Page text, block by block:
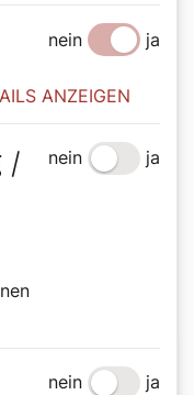
Nachdem diese
waren, wurde
1904-1910
Und auch
Epoche blieb
nein ja
ANZEIGEN
/
nein ja
nein ja